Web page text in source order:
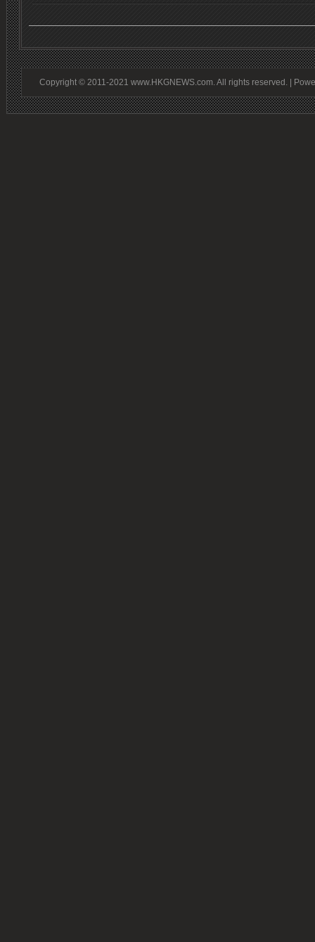
Copyright © 2011-2021 www.HKGNEWS.com. All rights reserved. |